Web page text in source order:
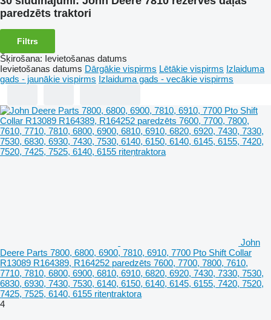
paredzēts traktori
Filtrs
Šķirošana: Ievietošanas datums
Ievietošanas datums Dārgākie vispirms Lētākie vispirms Izlaiduma
gads - jaunākie vispirms Izlaiduma gads - vecākie vispirms
John
Deere Parts 7800, 6800, 6900, 7810, 6910, 7700 Pto Shift Collar
R13089 R164389, R164252 paredzēts 7600, 7700, 7800, 7610,
7710, 7810, 6800, 6900, 6810, 6910, 6820, 6920, 7430, 7330, 7530,
6830, 6930, 7430, 7530, 6140, 6150, 6140, 6145, 6155, 7420, 7520,
7425, 7525, 6140, 6155 riteņtraktora
4